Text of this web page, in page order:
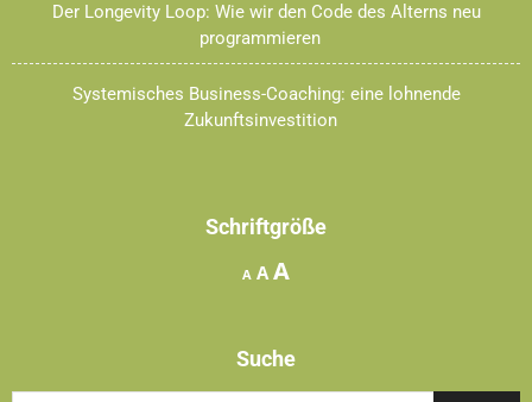
Der Longevity Loop: Wie wir den Code des Alterns neu
programmieren
Systemisches Business-Coaching: eine lohnende
Zukunftsinvestition
Schriftgröße
A Decrease
A Reset
AIncrease
Suche